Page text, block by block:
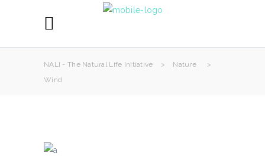
NALI - The Natural Life Initiative > Nature
>
Wind